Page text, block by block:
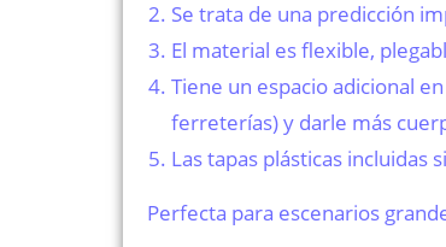
Se trata de una predicción
El material es flexible,
Tiene un espacio adicional
ferreterías) y darle más
Las tapas plásticas
Perfecta para escenarios